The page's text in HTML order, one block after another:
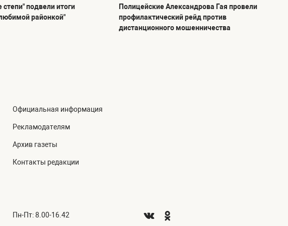
подвели итоги
районкой"
Полицейские Александрова Гая провели
профилактический рейд против
дистанционного мошенничества
Официальная информация
Рекламодателям
Архив газеты
Контакты редакции
Пн-Пт: 8.00-16.42